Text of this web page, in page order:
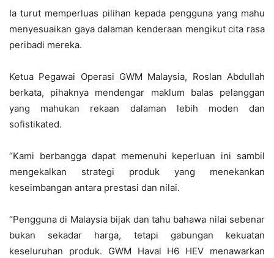
Ia turut memperluas pilihan kepada pengguna yang mahu
menyesuaikan gaya dalaman kenderaan mengikut cita rasa
peribadi mereka.
Ketua Pegawai Operasi GWM Malaysia, Roslan Abdullah
berkata, pihaknya mendengar maklum balas pelanggan
yang mahukan rekaan dalaman lebih moden dan
sofistikated.
“Kami berbangga dapat memenuhi keperluan ini sambil
mengekalkan strategi produk yang menekankan
keseimbangan antara prestasi dan nilai.
“Pengguna di Malaysia bijak dan tahu bahawa nilai sebenar
bukan sekadar harga, tetapi gabungan kekuatan
keseluruhan produk. GWM Haval H6 HEV menawarkan